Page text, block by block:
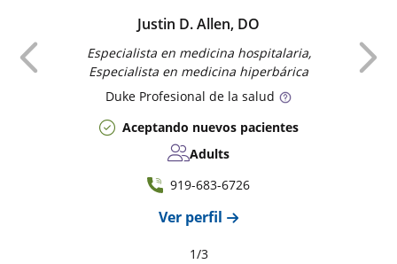
Justin D. Allen, DO
Especialista en medicina hospitalaria,
Especialista en medicina hiperbárica
Duke Profesional de la salud
Aceptando nuevos pacientes
Adults
919-683-6726
Ver perfil
Anterior
1/3